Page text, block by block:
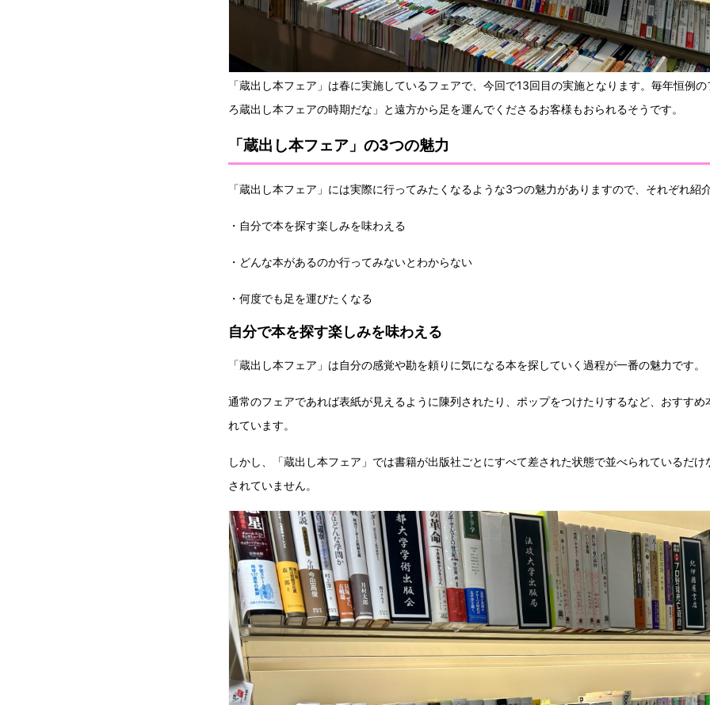
「蔵出し本フェア」は春に実施しているフェアで、今回で13回目の実施となります。毎年恒例
ろ蔵出し本フェアの時期だな」と遠方から足を運んでくださるお客様もおられるそうです。
「蔵出し本フェア」の3つの魅力
「蔵出し本フェア」には実際に行ってみたくなるような3つの魅力がありますので、それぞれ紹
・自分で本を探す楽しみを味わえる
・どんな本があるのか行ってみないとわからない
・何度でも足を運びたくなる
自分で本を探す楽しみを味わえる
「蔵出し本フェア」は自分の感覚や勘を頼りに気になる本を探していく過程が一番の魅力です。
通常のフェアであれば表紙が見えるように陳列されたり、ポップをつけたりするなど、おすすめ
れています。
しかし、「蔵出し本フェア」では書籍が出版社ごとにすべて差された状態で並べられているだ
されていません。